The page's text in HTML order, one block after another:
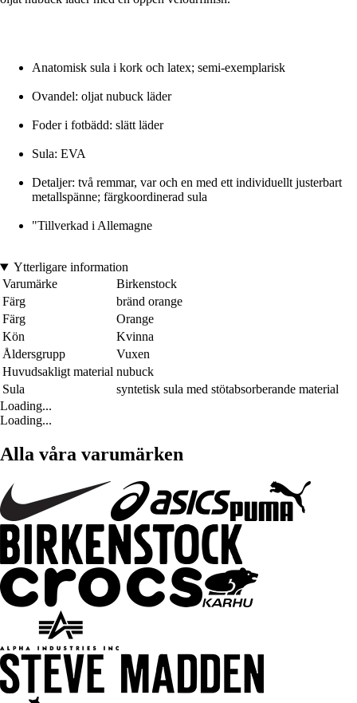
Anatomisk sula i kork och latex; semi-exemplarisk
Ovandel: oljat nubuck läder
Foder i fotbädd: slätt läder
Sula: EVA
Detaljer: två remmar, var och en med ett individuellt justerbart
metallspänne; färgkoordinerad sula
"Tillverkad i Allemagne
Ytterligare information
Varumärke
Birkenstock
Färg
bränd orange
Färg
Orange
Kön
Kvinna
Åldersgrupp
Vuxen
Huvudsakligt material nubuck
Sula
syntetisk sula med stötabsorberande material
Loading...
Loading...
Alla våra varumärken